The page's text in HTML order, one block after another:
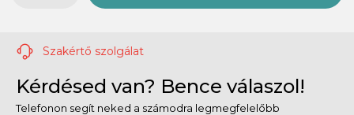
Szakértő szolgálat
Kérdésed van? Bence válaszol!
Telefonon segít neked a számodra legmegfelelőbb